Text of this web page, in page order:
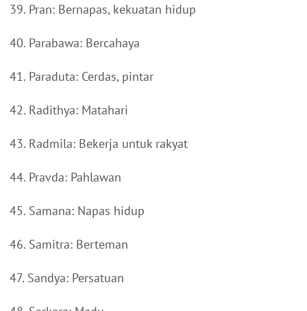
39. Pran: Bernapas, kekuatan hidup
40. Parabawa: Bercahaya
41. Paraduta: Cerdas, pintar
42. Radithya: Matahari
43. Radmila: Bekerja untuk rakyat
44. Pravda: Pahlawan
45. Samana: Napas hidup
46. Samitra: Berteman
47. Sandya: Persatuan